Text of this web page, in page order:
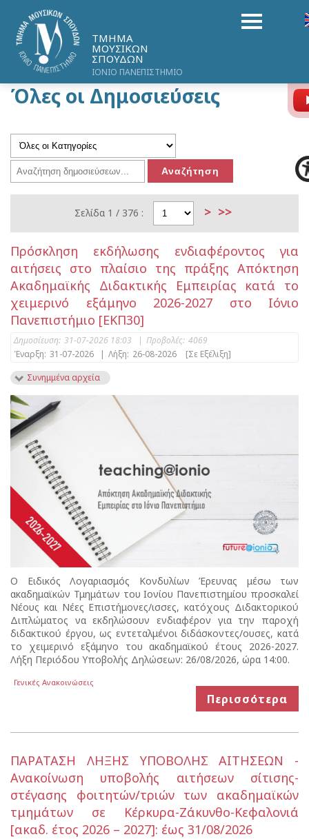
ΤΜΗΜΑ
ΜΟΥΣΙΚΩΝ
ΣΠΟΥΔΩΝ
ΙΟΝΙΟ ΠΑΝΕΠΙΣΤΗΜΙΟ
Όλες οι Δημοσιεύσεις
Σελίδα 1 / 376 : > >>
Πρόσκληση εκδήλωσης ενδιαφέροντος για
αιτήσεις στο πλαίσιο της πράξης Απόκτηση
Ακαδημαϊκής Διδακτικής Εμπειρίας κατά το
χειμερινό εξάμηνο 2026-2027 στο Ιόνιο
Πανεπιστήμιο [ΕΚΠ30]
Δημοσίευση: 31-07-2026 18:03 | Προβολές: 4069
Έναρξη: 31-07-2026 | Λήξη: 26-08-2026
[Σε Εξέλιξη]
Συνημμένα αρχεία
Ο Ειδικός Λογαριασμός Κονδυλίων Έρευνας μέσω των
ακαδημαϊκών Τμημάτων του Ιονίου Πανεπιστημίου προσκαλεί
Νέους και Νέες Επιστήμονες/ισσες, κατόχους Διδακτορικού
Διπλώματος να εκδηλώσουν ενδιαφέρον για την παροχή
διδακτικού έργου, ως εντεταλμένοι διδάσκοντες/ουσες, κατά
το χειμερινό εξάμηνο του ακαδημαϊκού έτους 2026-2027.
Λήξη Περιόδου Υποβολής Δηλώσεων: 26/08/2026, ώρα 14:00.
Γενικές Ανακοινώσεις
Περισσότερα
ΠΑΡΑΤΑΣΗ ΛΗΞΗΣ ΥΠΟΒΟΛΗΣ ΑΙΤΗΣΕΩΝ -
Ανακοίνωση υποβολής αιτήσεων σίτισης-
στέγασης φοιτητών/τριών των ακαδημαϊκών
τμημάτων σε Κέρκυρα-Ζάκυνθο-Κεφαλονιά
[ακαδ. έτος 2026 – 2027]: έως 31/08/2026